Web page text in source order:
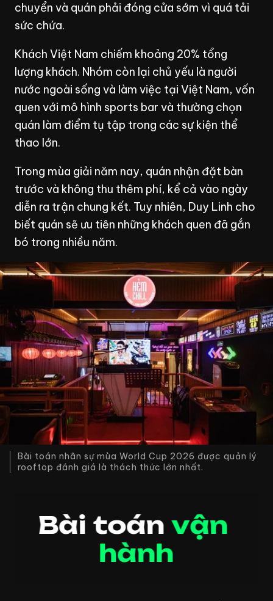
chuyển và quán phải đóng cửa sớm vì quá tải
sức chứa.
Khách Việt Nam chiếm khoảng 20% tổng
lượng khách. Nhóm còn lại chủ yếu là người
nước ngoài sống và làm việc tại Việt Nam, vốn
quen với mô hình sports bar và thường chọn
quán làm điểm tụ tập trong các sự kiện thể
thao lớn.
Trong mùa giải năm nay, quán nhận đặt bàn
trước và không thu thêm phí, kể cả vào ngày
diễn ra trận chung kết. Tuy nhiên, Duy Linh cho
biết quán sẽ ưu tiên những khách quen đã gắn
bó trong nhiều năm.
Bài toán nhân sự mùa World Cup 2026 được quản lý
rooftop đánh giá là thách thức lớn nhất.
Bài toán vận
hành